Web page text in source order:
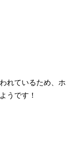
れているため、 ホ
うです！